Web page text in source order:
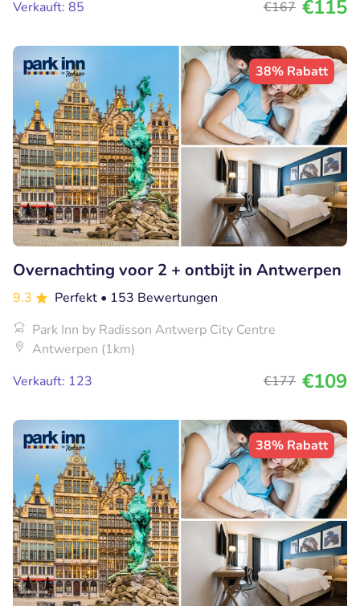
Verkauft: 85
€167 €115
38% Rabatt
Overnachting voor 2 + ontbijt in Antwerpen
9.3 Perfekt • 153 Bewertungen
Park Inn by Radisson Antwerp City Centre
Antwerpen (1km)
Verkauft: 123
€177 €109
38% Rabatt